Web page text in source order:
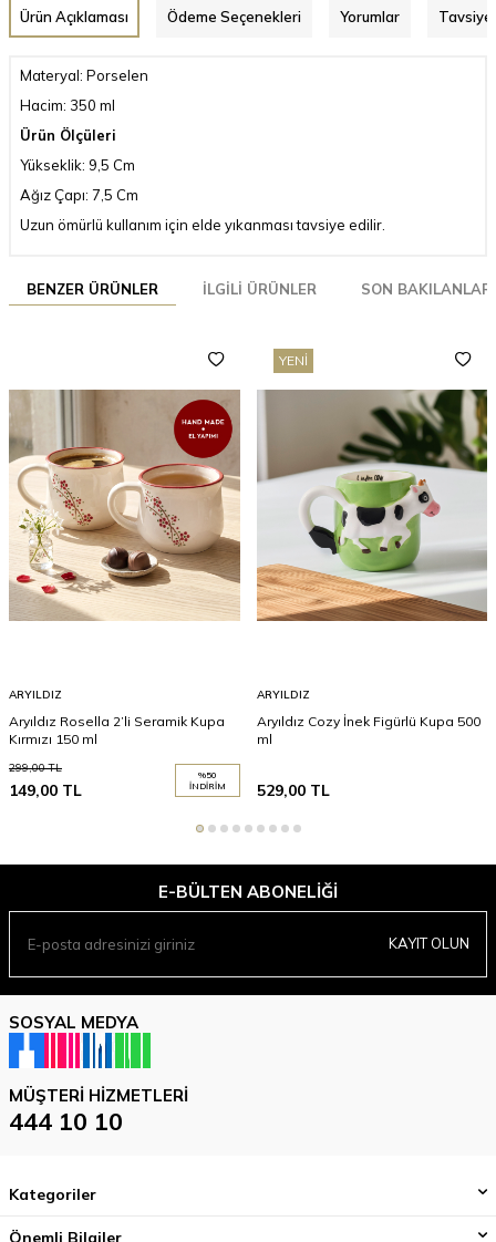
Ürün Açıklaması Ödeme Seçenekleri Yorumlar Tavsiye
Materyal: Porselen
Hacim: 350 ml
Ürün Ölçüleri
Yükseklik: 9,5 Cm
Ağız Çapı: 7,5 Cm
Uzun ömürlü kullanım için elde yıkanması tavsiye edilir.
BENZER ÜRÜNLER İLGILI ÜRÜNLER SON BAKILANLAR
ARYILDIZ
Aryıldız Rosella 2’li Seramik Kupa
Kırmızı 150 ml
299,00TL
149,00 TL
%50
İNDIRIM
YENI
ARYILDIZ
Aryıldız Cozy İnek Figürlü Kupa 500
ml
529,00TL
E-BÜLTEN ABONELIĞI
KAYIT OLUN
SOSYAL MEDYA
MÜŞTERI HIZMETLERI
444 10 10
Kategoriler
Önemli Bilgiler